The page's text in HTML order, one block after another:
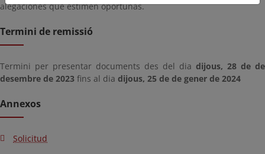
alegaciones que estimen oportunas.
Termini de remissió
Termini per presentar documents des del dia dijous, 28 de de
desembre de 2023 fins al dia dijous, 25 de de gener de 2024
Annexos
Solicitud